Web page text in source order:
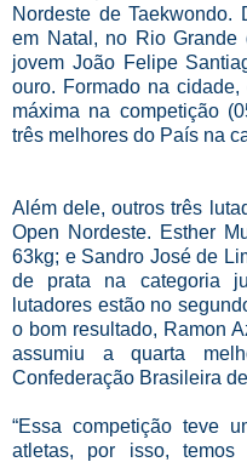
Nordeste de Taekwondo.
em Natal, no Rio Grande
jovem João Felipe
ouro. Formado na
máxima na competição
três melhores do País na
Além dele, outros três
Open Nordeste. Esther
63kg; e Sandro José de
de prata na categoria
lutadores estão no
o bom resultado, Ramon
assumiu a quarta
Confederação Brasileira
“Essa competição teve
atletas, por isso, temos